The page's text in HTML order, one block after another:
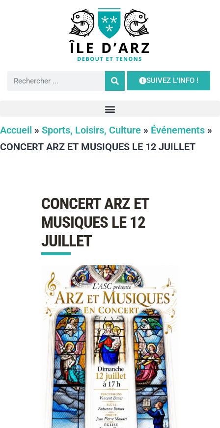
SUIVEZ L'INFO !
Accueil » Sports, Loisirs, Culture » Événements »
CONCERT ARZ ET MUSIQUES LE 12 JUILLET
CONCERT ARZ ET
MUSIQUES LE 12
JUILLET